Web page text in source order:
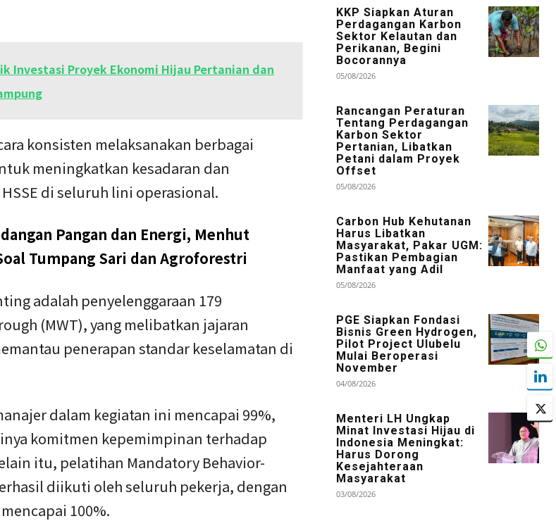
Investasi Proyek Ekonomi Hijau Pertanian dan
konsisten melaksanakan berbagai
meningkatkan kesadaran dan
di seluruh lini operasional.
Pangan dan Energi, Menhut
Tumpang Sari dan Agroforestri
adalah penyelenggaraan 179
(MWT), yang melibatkan jajaran
penerapan standar keselamatan di
dalam kegiatan ini mencapai 99%,
komitmen kepemimpinan terhadap
itu, pelatihan Mandatory Behavior-
diikuti oleh seluruh pekerja, dengan
100%.
KKP Siapkan Aturan
Perdagangan Karbon
Sektor Kelautan dan
Perikanan, Begini
Bocorannya
05/08/2026
Rancangan Peraturan
Tentang Perdagangan
Karbon Sektor
Pertanian, Libatkan
Petani dalam Proyek
Offset
05/08/2026
Carbon Hub Kehutanan
Harus Libatkan
Masyarakat, Pakar UGM:
Pastikan Pembagian
Manfaat yang Adil
05/08/2026
PGE Siapkan Fondasi
Bisnis Green Hydrogen,
Pilot Project Ulubelu
Mulai Beroperasi
November
04/08/2026
Menteri LH Ungkap
Minat Investasi Hijau di
Indonesia Meningkat:
Harus Dorong
Kesejahteraan
Masyarakat
03/08/2026